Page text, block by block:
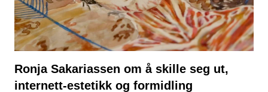
Ronja Sakariassen om å skille seg ut,
internett-estetikk og formidling